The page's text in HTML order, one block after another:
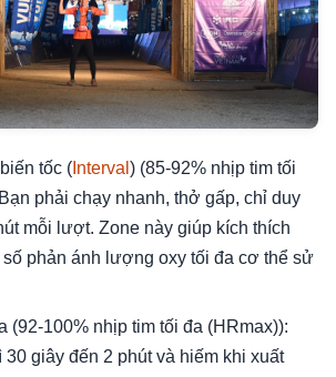
tốc ( Interval ) (85-92% nhịp tim tối
phải chạy nhanh, thở gấp, chỉ duy
mỗi lượt. Zone này giúp kích thích
số phản ánh lượng oxy tối đa cơ thể sử
(92-100% nhịp tim tối đa (HRmax)):
30 giây đến 2 phút và hiếm khi xuất